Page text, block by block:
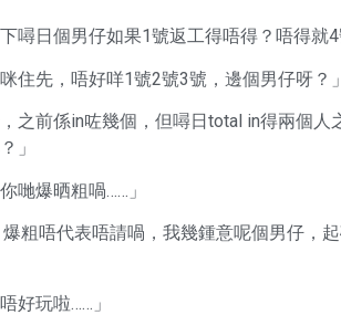
下噚日個男仔如果1號返工得唔得？唔得就
住先，唔好咩1號2號3號，邊個男仔呀？」
，之前係in咗幾個，但噚日total in得兩個
」
哋爆晒粗喎……」
爆粗唔代表唔請喎，我幾鍾意呢個男仔，
好玩啦……」